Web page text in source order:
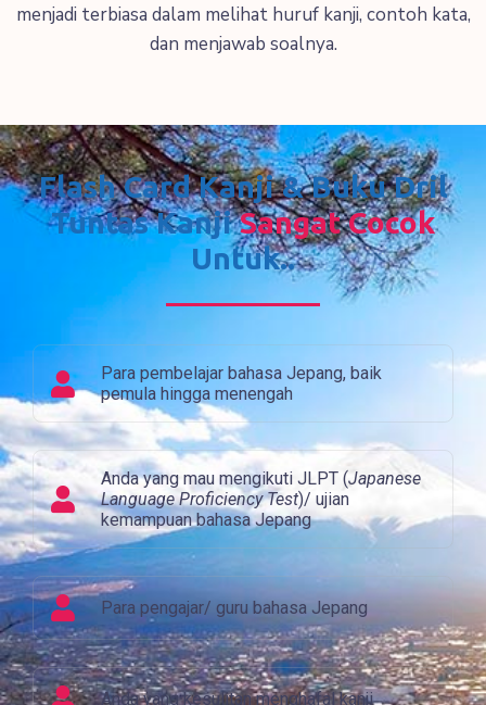
menjadi terbiasa dalam melihat huruf kanji, contoh kata,
dan menjawab soalnya.
Flash Card Kanji & Buku Dril
Tuntas KanjiSangat Cocok
Untuk..
Para pembelajar bahasa Jepang, baik
pemula hingga menengah
Anda yang mau mengikuti JLPT (Japanese
Language Proficiency Test)/ ujian
kemampuan bahasa Jepang
Para pengajar/ guru bahasa Jepang
Anda yang kesulitan menghafal kanji